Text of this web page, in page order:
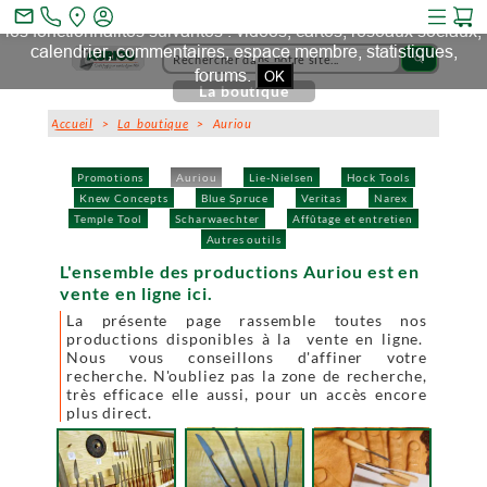
search
Promotions Auriou Lie-Nielsen
Hock Tools
Knew Concepts
Blue Spruce Veritas
Narex
Temple Tool
Scharwaechter
Affûtage et entretien
Autres outils
La boutique
Accueil >La boutique > Auriou
L'ensemble des productions Auriou est en
vente en ligne ici.
La présente page rassemble toutes nos
productions disponibles à la vente en ligne.
Nous vous conseillons d'affiner votre
recherche. N'oubliez pas la zone de recherche,
très efficace elle aussi, pour un accès encore
plus direct.
mail_outline
Ce site et des sites tiers qu'il utilise collectent des cookies pour
les fonctionnalités suivantes : vidéos, cartes, réseaux sociaux,
calendrier, commentaires, espace membre, statistiques,
forums. OK